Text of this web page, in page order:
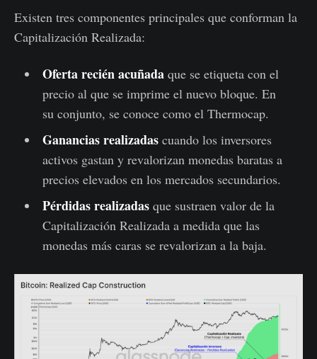
Existen tres componentes principales que conforman la
Capitalización Realizada:
Oferta recién acuñadaque se etiqueta con el
precio al que se imprime el nuevo bloque. En
su conjunto, se conoce como el Thermocap.
Ganancias realizadascuando los inversores
activos gastan y revalorizan monedas baratas a
precios elevados en los mercados secundarios.
Pérdidas realizadasque sustraen valor de la
Capitalización Realizada a medida que las
monedas más caras se revalorizan a la baja.